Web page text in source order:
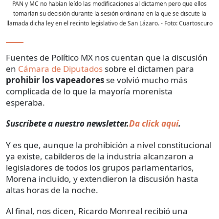
PAN y MC no habían leído las modificaciones al dictamen pero que ellos
tomarían su decisión durante la sesión ordinaria en la que se discute la
llamada dicha ley en el recinto legislativo de San Lázaro.- Foto:Cuartoscuro
Fuentes de Político MX nos cuentan que la discusión
en Cámara de Diputados sobre el dictamen para
prohibir los vapeadores se volvió mucho más
complicada de lo que la mayoría morenista
esperaba.
Suscríbete a nuestro newsletter.Da click aquí.
Y es que, aunque la prohibición a nivel constitucional
ya existe, cabilderos de la industria alcanzaron a
legisladores de todos los grupos parlamentarios,
Morena incluido, y extendieron la discusión hasta
altas horas de la noche.
Al final, nos dicen, Ricardo Monreal recibió una